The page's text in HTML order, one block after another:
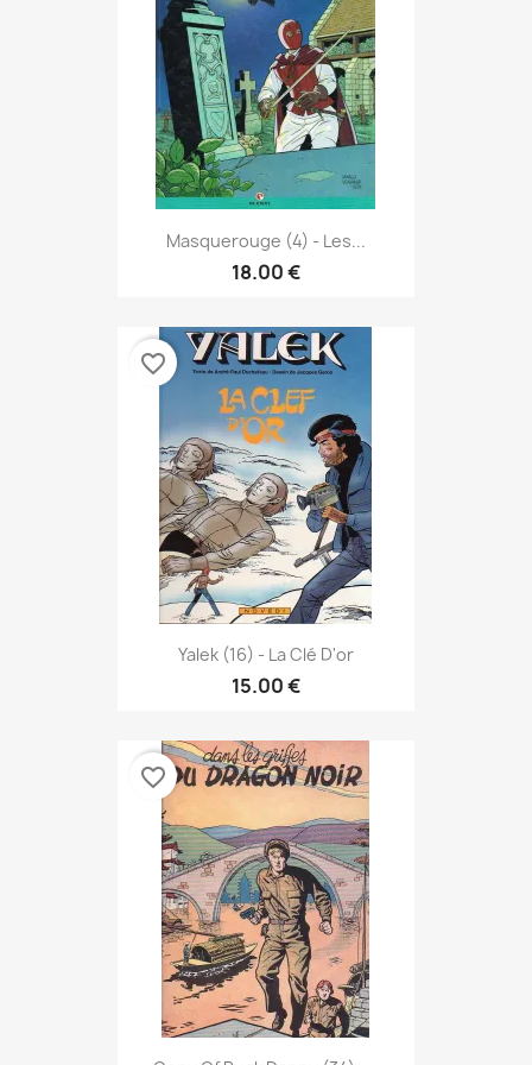
Masquerouge (4) - Les...
18.00 €
Yalek (16) - La Clé D'or
15.00 €
favorite_border
favorite_border